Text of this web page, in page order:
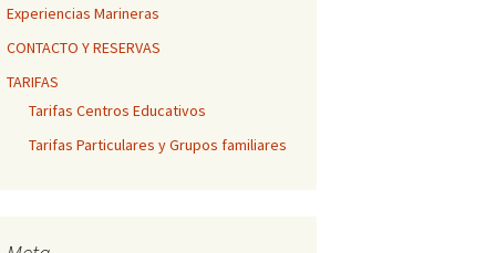
Experiencias Marineras
CONTACTO Y RESERVAS
TARIFAS
Tarifas Centros Educativos
Tarifas Particulares y Grupos familiares